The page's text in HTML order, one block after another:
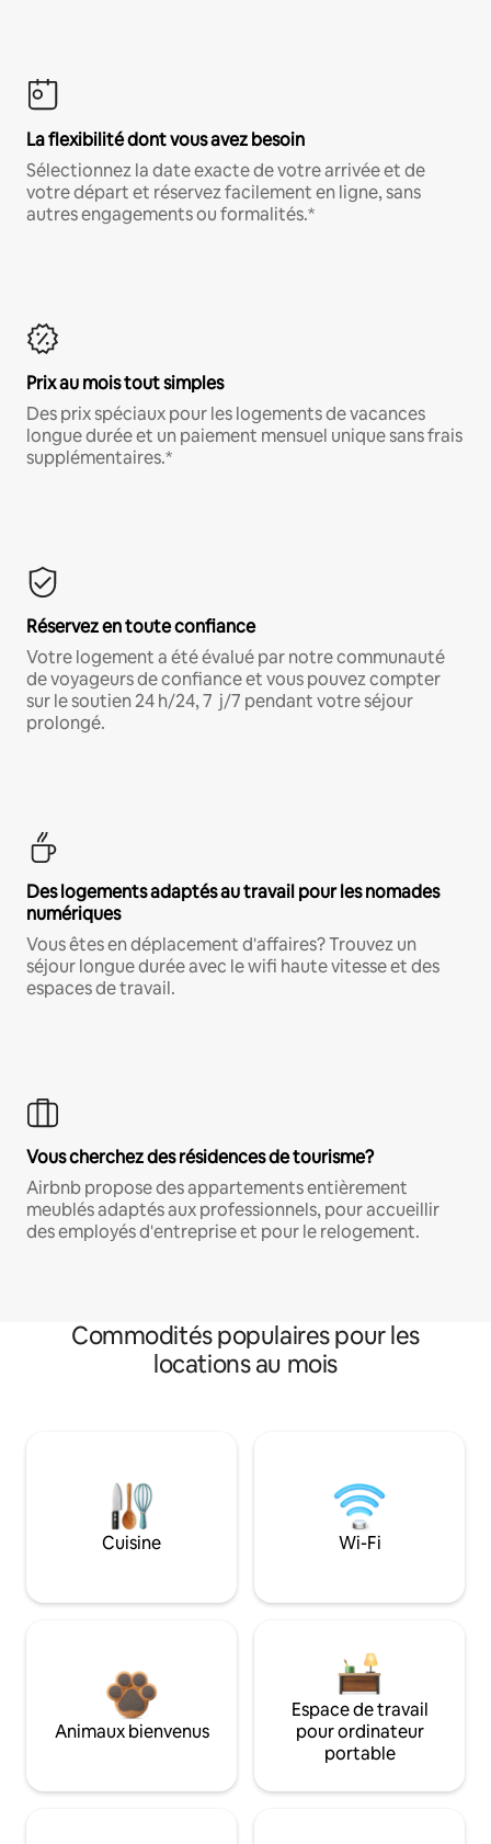
La flexibilité dont vous avez besoin
Sélectionnez la date exacte de votre arrivée et de
votre départ et réservez facilement en ligne, sans
autres engagements ou formalités.*
Prix au mois tout simples
Des prix spéciaux pour les logements de vacances
longue durée et un paiement mensuel unique sans frais
supplémentaires.*
Réservez en toute confiance
Votre logement a été évalué par notre communauté
de voyageurs de confiance et vous pouvez compter
sur le soutien 24 h/24, 7 j/7 pendant votre séjour
prolongé.
Des logements adaptés au travail pour les nomades
numériques
Vous êtes en déplacement d'affaires? Trouvez un
séjour longue durée avec le wifi haute vitesse et des
espaces de travail.
Vous cherchez des résidences de tourisme?
Airbnb propose des appartements entièrement
meublés adaptés aux professionnels, pour accueillir
des employés d'entreprise et pour le relogement.
Commodités populaires pour les
locations au mois
Cuisine Wi-Fi
Animaux bienvenus
Espace de travail
pour ordinateur
portable